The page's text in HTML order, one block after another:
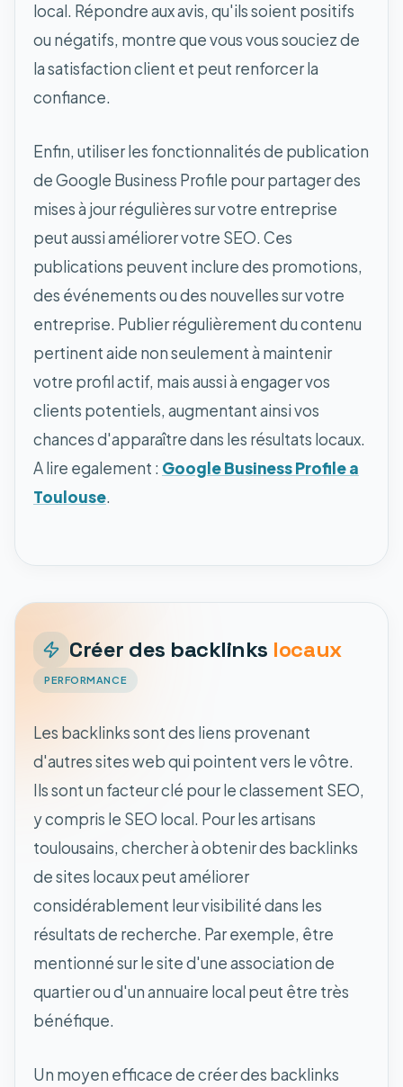
local. Répondre aux avis, qu'ils soient positifs
ou négatifs, montre que vous vous souciez de
la satisfaction client et peut renforcer la
confiance.
Enfin, utiliser les fonctionnalités de publication
de Google Business Profile pour partager des
mises à jour régulières sur votre entreprise
peut aussi améliorer votre SEO. Ces
publications peuvent inclure des promotions,
des événements ou des nouvelles sur votre
entreprise. Publier régulièrement du contenu
pertinent aide non seulement à maintenir
votre profil actif, mais aussi à engager vos
clients potentiels, augmentant ainsi vos
chances d'apparaître dans les résultats locaux.
A lire egalement : Google Business Profile a
Toulouse.
Créer des backlinks locaux
PERFORMANCE
Les backlinks sont des liens provenant
d'autres sites web qui pointent vers le vôtre.
Ils sont un facteur clé pour le classement SEO,
y compris le SEO local. Pour les artisans
toulousains, chercher à obtenir des backlinks
de sites locaux peut améliorer
considérablement leur visibilité dans les
résultats de recherche. Par exemple, être
mentionné sur le site d'une association de
quartier ou d'un annuaire local peut être très
bénéfique.
Un moyen efficace de créer des backlinks